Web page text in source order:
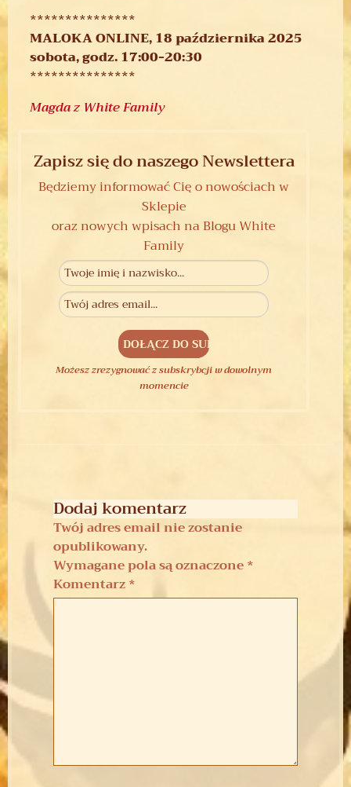
***************
MALOKA ONLINE, 18 października 2025
sobota, godz. 17:00-20:30​
***************
Magda z White Family
Zapisz się do naszego Newslettera
Będziemy informować Cię o nowościach w
Sklepie
oraz nowych wpisach na Blogu White
Family
Możesz zrezygnować z subskrybcji w dowolnym
momencie
Dodaj komentarz
Twój adres email nie zostanie
opublikowany.
Wymagane pola są oznaczone*
Komentarz*